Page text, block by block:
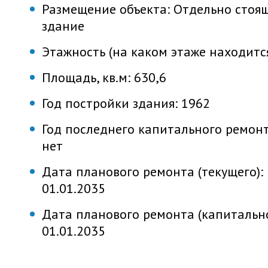
Размещение объекта: Отдельно
здание
Этажность (на каком этаже
Площадь, кв.м: 630,6
Год постройки здания: 1962
Год последнего капитального
нет
Дата планового ремонта (текущего):
01.01.2035
Дата планового ремонта
01.01.2035